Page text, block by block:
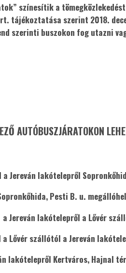
színesítik a
tájékoztatása szerint 2018.
szerinti buszokon fog utazni
AUTÓBUSZJÁRATOKON
Jereván lakótelepről
Pesti B. u.
Jereván lakótelepről a Lővér
Lővér szállótól a Jereván
lakótelepről Kertváros, Hajnal